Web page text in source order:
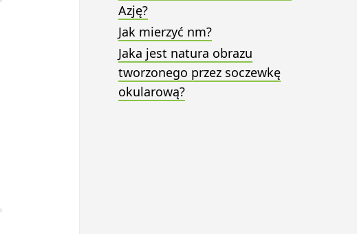
Azję?
Jak mierzyć nm?
Jaka jest natura obrazu
tworzonego przez soczewkę
okularową?